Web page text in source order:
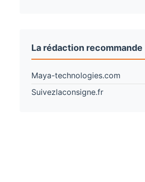
La rédaction recommande
Maya-technologies.com
Suivezlaconsigne.fr